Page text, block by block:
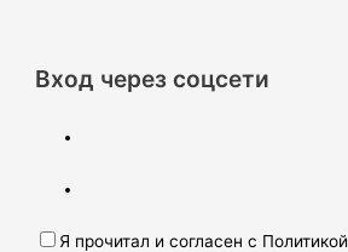
Вход через соцсети
Я прочитал и согласен с Политикой